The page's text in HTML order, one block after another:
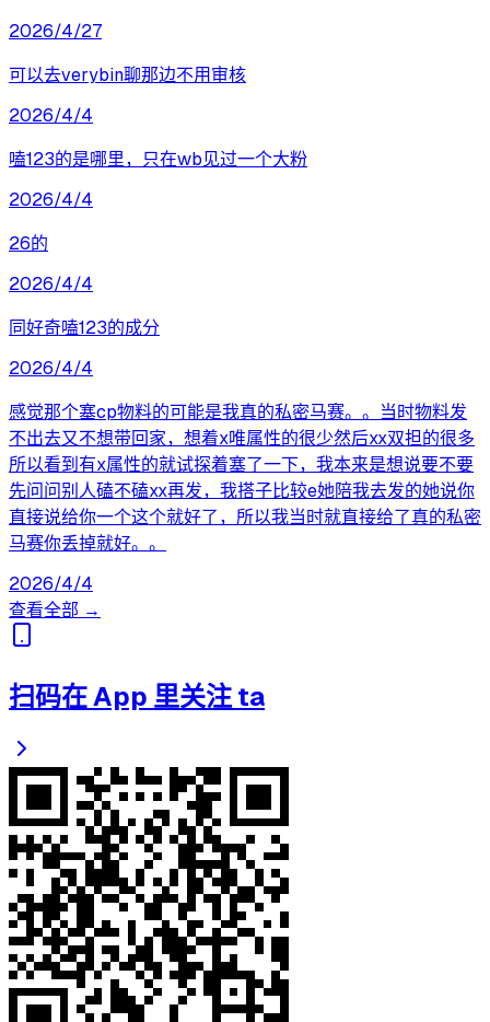
2026/4/27
可以去verybin聊那边不用审核
2026/4/4
嗑123的是哪里，只在wb见过一个大粉
2026/4/4
26的
2026/4/4
同好奇嗑123的成分
2026/4/4
感觉那个塞cp物料的可能是我真的私密马赛。。当时物料发
不出去又不想带回家，想着x唯属性的很少然后xx双担的很多
所以看到有x属性的就试探着塞了一下，我本来是想说要不要
先问问别人磕不磕xx再发，我搭子比较e她陪我去发的她说你
直接说给你一个这个就好了，所以我当时就直接给了真的私密
马赛你丢掉就好。。
2026/4/4
查看全部 →
扫码在 App 里关注 ta